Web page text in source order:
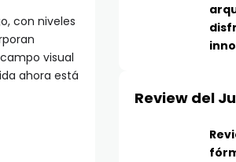
con niveles
visual
ahora está
Review del